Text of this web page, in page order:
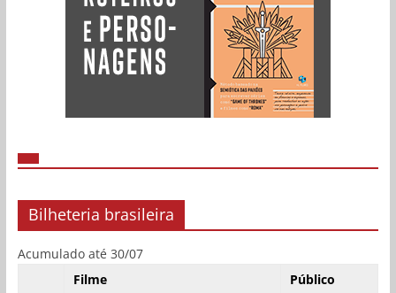
Bilheteria brasileira
Acumulado até 30/07
Filme
Público